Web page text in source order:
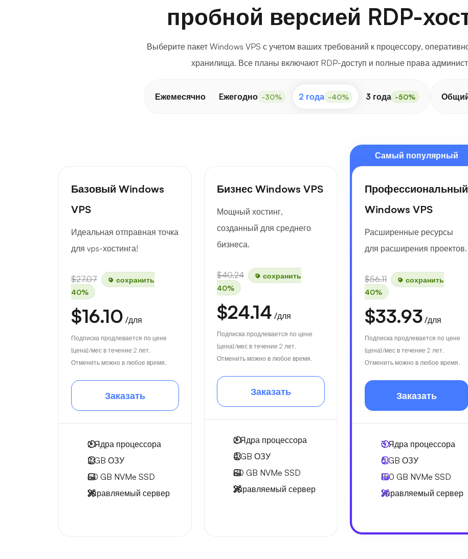
пробной версией RDP-
Выберите пакет Windows VPS с учетом ваших требований к процессору,
хранилища. Все планы включают RDP-доступ и полные права
Ежемесячно Eжегодно -30% 2 года -40% 3 года -50%
Базовый Windows
VPS
Идеальная отправная точка
для vps-хостинга!
$27.07
сохранить
40%
$16.10 /для
Подписка продлевается по цене
{цена}/мес в течение 2 лет.
Отменить можно в любое время.
Заказать
2Ядра процессора
2 GB ОЗУ
50 GB NVMe SSD
Управляемый сервер
Бизнес Windows VPS
Мощный хостинг,
созданный для среднего
бизнеса.
$40.24
сохранить
40%
$24.14 /для
Подписка продлевается по цене
{цена}/мес в течение 2 лет.
Отменить можно в любое время.
Заказать
2Ядра процессора
4 GB ОЗУ
80 GB NVMe SSD
Управляемый сервер
Самый популярный
Профессиональный
Windows VPS
Расширенные ресурсы
для расширения проектов.
$56.11
сохранить
40%
$33.93 /для
Подписка продлевается по цене
{цена}/мес в течение 2 лет.
Отменить можно в любое время.
Заказать
3Ядра процессора
6 GB ОЗУ
150 GB NVMe SSD
Управляемый сервер